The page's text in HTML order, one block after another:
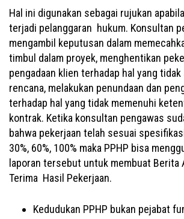
Hal ini digunakan sebagai rujukan
terjadi pelanggaran hukum. Konsultan
mengambil keputusan dalam
timbul dalam proyek, menghentikan
pengadaan klien terhadap hal yang
rencana, melakukan penundaan dan
terhadap hal yang tidak memenuhi
kontrak. Ketika konsultan pengawas
bahwa pekerjaan telah sesuai
30%, 60%, 100% maka PPHP bisa
laporan tersebut untuk membuat Berita
Terima Hasil Pekerjaan.
Kedudukan PPHP bukan pejabat